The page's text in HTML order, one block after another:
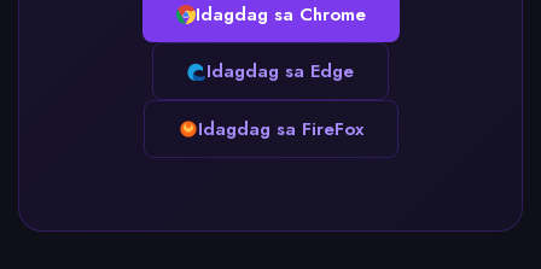
Idagdag sa Chrome
Idagdag sa Edge
Idagdag sa FireFox